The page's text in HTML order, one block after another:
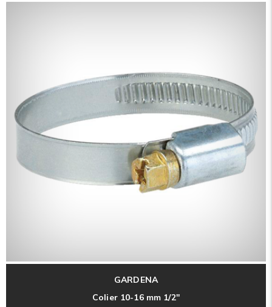
GARDENA
Colier 10-16 mm 1/2''